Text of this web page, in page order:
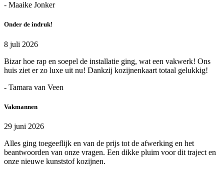
- Maaike Jonker
Onder de indruk!
8 juli 2026
Bizar hoe rap en soepel de installatie ging, wat een vakwerk! Ons
huis ziet er zo luxe uit nu! Dankzij kozijnenkaart totaal gelukkig!
- Tamara van Veen
Vakmannen
29 juni 2026
Alles ging toegeeflijk en van de prijs tot de afwerking en het
beantwoorden van onze vragen. Een dikke pluim voor dit traject en
onze nieuwe kunststof kozijnen.